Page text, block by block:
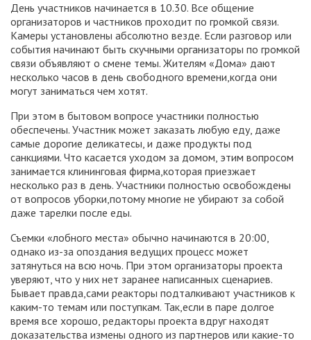
День участников начинается в 10.30. Все общение
организаторов и частников проходит по громкой связи.
Камеры установлены абсолютно везде. Если разговор или
события начинают быть скучными организаторы по громкой
связи объявляют о смене темы. Жителям «Дома» дают
несколько часов в день свободного времени,когда они
могут заниматься чем хотят.
При этом в бытовом вопросе участники полностью
обеспечены. Участник может заказать любую еду, даже
самые дорогие деликатесы, и даже продукты под
санкциями. Что касается уходом за домом, этим вопросом
занимается клининговая фирма,которая приезжает
несколько раз в день. Участники полностью освобождены
от вопросов уборки,потому многие не убирают за собой
даже тарелки после еды.
Съемки «лобного места» обычно начинаются в 20:00,
однако из-за опоздания ведущих процесс может
затянуться на всю ночь. При этом организаторы проекта
уверяют, что у них нет заранее написанных сценариев.
Бывает правда,сами реакторы подталкивают участников к
каким-то темам или поступкам. Так,если в паре долгое
время все хорошо, редакторы проекта вдруг находят
доказательства измены одного из партнеров или какие-то